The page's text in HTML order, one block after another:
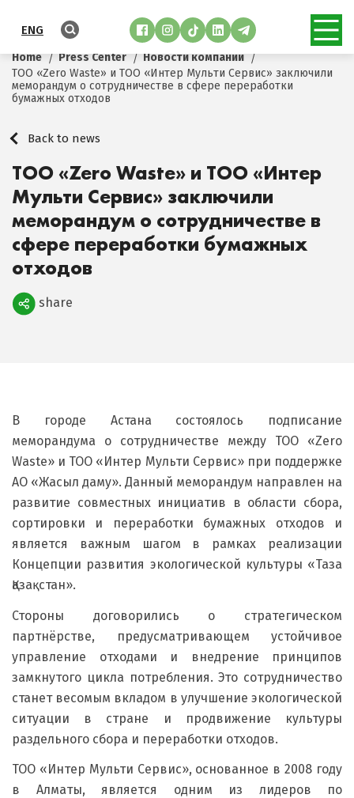
ENG
Home Press Center
Новости компании
ТОО «Zero Waste» и ТОО «Интер Мульти Сервис» заключили
меморандум о сотрудничестве в сфере переработки
бумажных отходов
Back to news
ТОО «Zero Waste» и ТОО «Интер
Мульти Сервис» заключили
меморандум о сотрудничестве в
сфере переработки бумажных
отходов
Поделиться
share
В городе Астана состоялось подписание
меморандума о сотрудничестве между ТОО «Zero
Waste» и ТОО «Интер Мульти Сервис» при поддержке
АО «Жасыл даму». Данный меморандум направлен на
развитие совместных инициатив в области сбора,
сортировки и переработки бумажных отходов и
является важным шагом в рамках реализации
Концепции развития экологической культуры «Таза
Қазақстан».
Стороны договорились о стратегическом
партнёрстве, предусматривающем устойчивое
управление отходами и внедрение принципов
замкнутого цикла потребления. Это сотрудничество
станет весомым вкладом в улучшение экологической
ситуации в стране и продвижение культуры
раздельного сбора и переработки отходов.
ТОО «Интер Мульти Сервис», основанное в 2008 году
в Алматы, является одним из лидеров по